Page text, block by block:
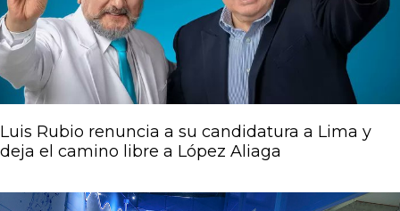
Luis Rubio renuncia a su candidatura a Lima y
deja el camino libre a López Aliaga